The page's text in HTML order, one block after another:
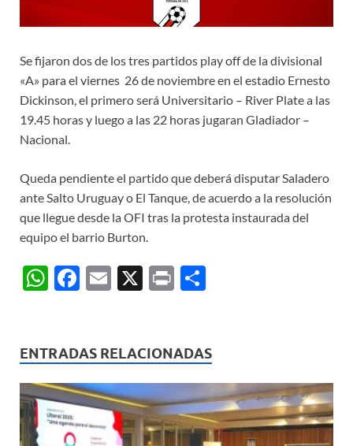
Se fijaron dos de los tres partidos play off de la divisional
«A» para el viernes 26 de noviembre en el estadio Ernesto
Dickinson, el primero será Universitario – River Plate a las
19.45 horas y luego a las 22 horas jugaran Gladiador –
Nacional.
Queda pendiente el partido que deberá disputar Saladero
ante Salto Uruguay o El Tanque, de acuerdo a la resolución
que llegue desde la OFI tras la protesta instaurada del
equipo el barrio Burton.
W
s
A
p
p
F
b
o
o
k
E
X
P
p
ar
ti
r
ENTRADAS RELACIONADAS